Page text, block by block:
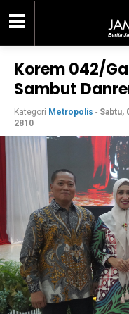
Korem 042/
Sambut
Kategori Metropolis - Sabtu,
2810